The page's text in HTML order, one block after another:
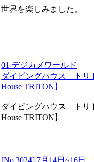
世界を楽しみました。
01-デジカメワールド
ダイビングハウス トリ
House TRITON】
ダイビングハウス トリ
House TRITON】
[No.3024] 7月14日~16日